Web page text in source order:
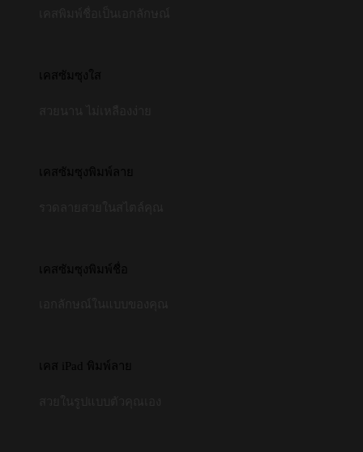
เคสซัมซุงใส
เคสซัมซุงพิมพ์ลาย
เคสซัมซุงพิมพ์ชื่อ
เคส iPad พิมพ์ลาย